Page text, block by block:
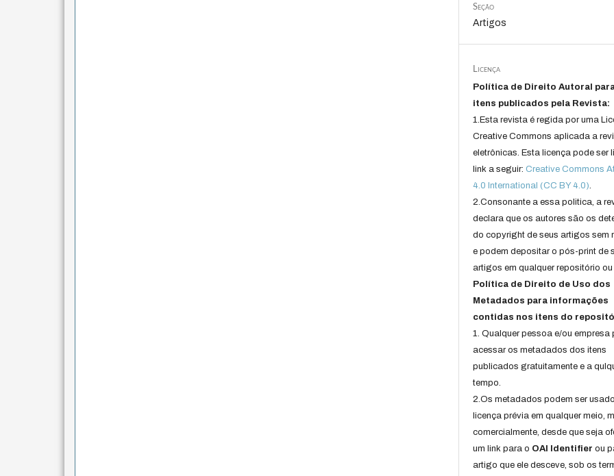
Seção
Artigos
Licença
Política de Direito Autoral
itens publicados pela Revista:
1.Esta revista é regida por uma
Creative Commons aplicada a
eletrônicas. Esta licença pode ser
link a seguir:Creative Commons
4.0 International (CC BY 4.0).
2.Consonante a essa politica, a
declara que os autores são os
do copyright de seus artigos sem
e podem depositar o pós-print de
artigos em qualquer repositório ou
Política de Direito de Uso dos
Metadados para informações
contidas nos itens do
1. Qualquer pessoa e/ou empresa
acessar os metadados dos itens
publicados gratuitamente e a
tempo.
2.Os metadados podem ser
licença prévia em qualquer meio,
comercialmente, desde que seja
um link para o OAI Identifier ou
artigo que ele desceve, sob os